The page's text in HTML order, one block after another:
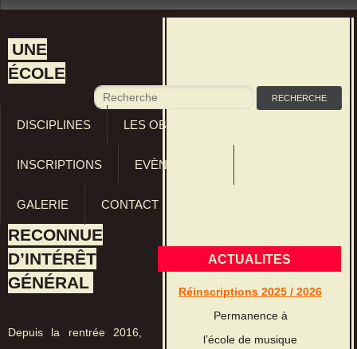
DISCIPLINES LES OBJECTIFS PÉDAGOGIQUES
INSCRIPTIONS EVÈNEMENTS
GALERIE CONTACT
ACTUALITES
Réinscriptions 2025 / 2026
Permanence à
l’école de musique
UNE
ÉCOLE
RECONNUE
D’INTÉRÊT
GÉNÉRAL
Depuis la rentrée 2016,